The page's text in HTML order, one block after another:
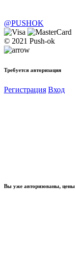
@PUSHOK
© 2021 Push-ok
Требуется авторизация
Регистрация Вход
Вы уже авторизованы, цены